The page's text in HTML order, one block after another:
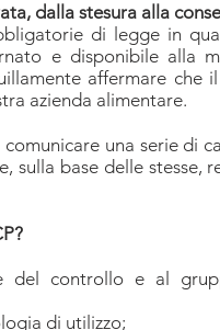
dalla stesura alla
di legge in
e disponibile alla
affermare che
azienda alimentare.
una serie di
sulla base delle stesse,
del controllo e al
di utilizzo;